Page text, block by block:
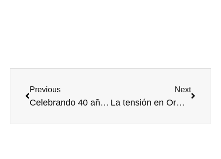
Previous
Celebrando 40 años de Compromiso yExcelencia en el Servicio Aduanero
Next
La tensión en Ormuz golpea el transporte marítimo